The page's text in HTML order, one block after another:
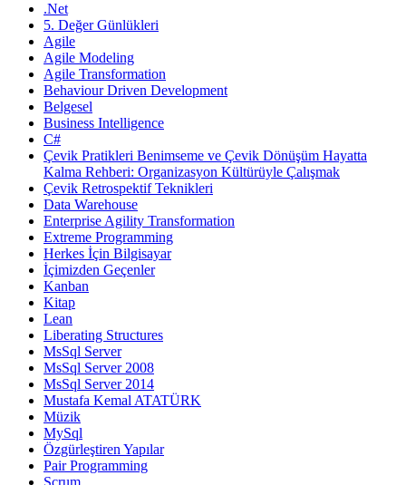
.Net
5. Değer Günlükleri
Agile
Agile Modeling
Agile Transformation
Behaviour Driven Development
Belgesel
Business Intelligence
C#
Çevik Pratikleri Benimseme ve Çevik Dönüşüm Hayatta
Kalma Rehberi: Organizasyon Kültürüyle Çalışmak
Çevik Retrospektif Teknikleri
Data Warehouse
Enterprise Agility Transformation
Extreme Programming
Herkes İçin Bilgisayar
İçimizden Geçenler
Kanban
Kitap
Lean
Liberating Structures
MsSql Server
MsSql Server 2008
MsSql Server 2014
Mustafa Kemal ATATÜRK
Müzik
MySql
Özgürleştiren Yapılar
Pair Programming